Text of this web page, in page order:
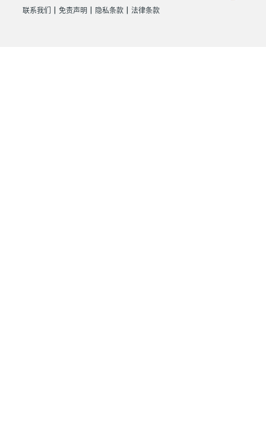
联系我们 免责声明 隐私条款 法律条款